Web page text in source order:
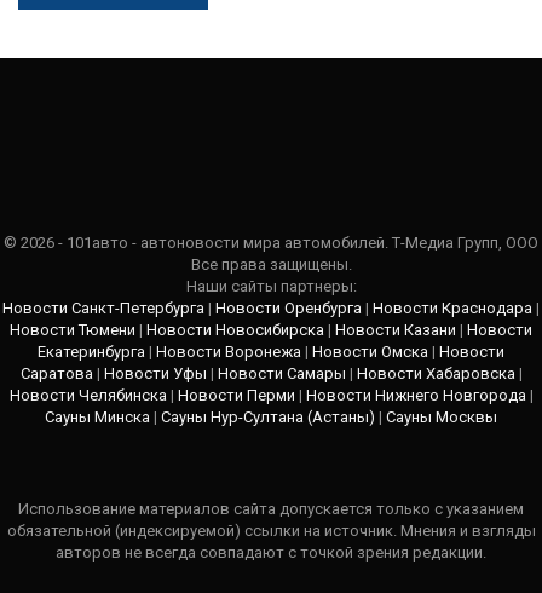
© 2026 - 101авто - автоновости мира автомобилей. Т-Медиа Групп, ООО
Все права защищены.
Наши сайты партнеры:
Новости Санкт-Петербурга | Новости Оренбурга | Новости Краснодара |
Новости Тюмени | Новости Новосибирска | Новости Казани | Новости
Екатеринбурга | Новости Воронежа | Новости Омска | Новости
Саратова| Новости Уфы | Новости Самары | Новости Хабаровска|
Новости Челябинска| Новости Перми | Новости Нижнего Новгорода|
Сауны Минска | Сауны Нур-Султана (Астаны) | Сауны Москвы
Использование материалов сайта допускается только с указанием
обязательной (индексируемой) ссылки на источник. Мнения и взгляды
авторов не всегда совпадают с точкой зрения редакции.